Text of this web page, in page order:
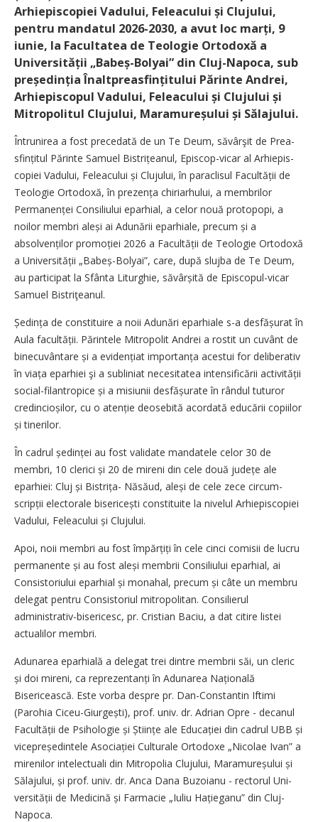
Arhiepiscopiei Vadului, Feleacului și Clujului,
pentru mandatul 2026-2030, a avut loc marți, 9
iunie, la Facultatea de Teologie Ortodoxă a
Universității „Babeș-Bolyai” din Cluj-Napoca, sub
președinția Înaltpreasfinți­tului Părinte Andrei,
Arhiepiscopul Vadului, Feleacului și Clujului și
Mitropolitul Clujului, Maramureșu­lui și Sălajului.
Întrunirea a fost precedată de un Te Deum, săvârşit de Prea­
sfin­­țitul Părinte Samuel Bistri­țeanul, Episcop-vicar al Arhiepis­
co­­piei Vadului, Feleacului și Cluju­lui, în paraclisul Facultății de
Teologie Ortodoxă, în prezența chiriarhului, a membrilor
Permanen­ței Consiliului eparhial, a celor nouă protopopi, a
noilor membri aleși ai Adunării eparhiale, precum și a
absolvenților promoției 2026 a Facultății de Teologie Ortodoxă
a Universității „Babeș-Bolyai”, care, după slujba de Te Deum,
au participat la Sfânta Liturghie, săvâr­șită de Episcopul-vicar
Samuel Bistriţeanul.
Ședința de constituire a noii Adunări eparhiale s-a desfășurat în
Aula facultății. Părintele Mitropolit Andrei a rostit un cuvânt de
binecuvântare și a evidențiat importanța acestui for deliberativ
în viața eparhiei şi a subliniat necesitatea intensificării activității
social-filantropice și a misiunii desfășurate în rândul tuturor
credincioșilor, cu o atenție deosebită acordată educării copiilor
și tinerilor.
În cadrul ședinței au fost validate mandatele celor 30 de
membri, 10 clerici și 20 de mireni din cele două județe ale
eparhiei: Cluj și Bistrița- Năsăud, aleși de cele zece circum­
scripții electorale bisericești constituite la nivelul Arhiepiscopiei
Vadului, Feleacului și Clujului.
Apoi, noii membri au fost împărțiți în cele cinci comisii de lucru
permanente și au fost aleși membrii Consiliului eparhial, ai
Consistoriului eparhial și monahal, precum și câte un membru
delegat pentru Consistoriul mitropolitan. Consilierul
administrativ-bisericesc, pr. Cristian Baciu, a dat citire listei
actualilor membri.
Adunarea eparhială a delegat trei dintre membrii săi, un cleric
și doi mireni, ca reprezentanți în Adunarea Națională
Bisericească. Este vorba despre pr. Dan-Constantin Iftimi
(Parohia Ciceu-Giurgești), prof. univ. dr. Adrian Opre - decanul
Facultății de Psihologie și Științe ale Educației din cadrul UBB și
vicepreședintele Asociației Culturale Ortodoxe „Nicolae Ivan” a
mirenilor intelectuali din Mitropolia Clujului, Maramu­re­șului și
Sălajului, și prof. univ. dr. Anca Dana Buzoianu - rectorul Uni­
versității de Medicină și Farmacie „Iuliu Hațieganu” din Cluj-
Napoca.